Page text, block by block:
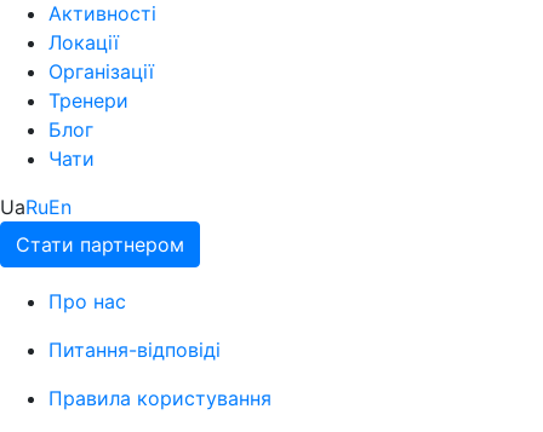
Активності
Локації
Організації
Тренери
Блог
Чати
UaRuEn
Стати партнером
Про нас
Питання-відповіді
Правила користування